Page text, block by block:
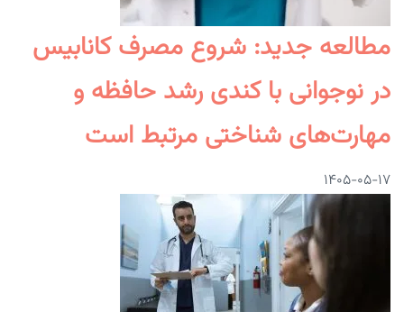
مطالعه جدید: شروع مصرف کانابیس
در نوجوانی با کندی رشد حافظه و
مهارت‌های شناختی مرتبط است
۱۴۰۵-۰۵-۱۷